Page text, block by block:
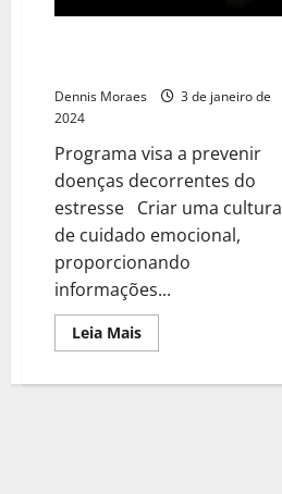
Dennis Moraes
3 de janeiro de
2024
Programa visa a prevenir
doenças decorrentes do
estresse Criar uma cultura
de cuidado emocional,
proporcionando
informações...
Leia Mais